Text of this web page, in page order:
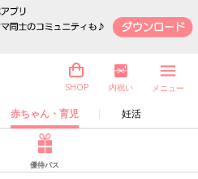
赤ちゃん・育児 妊活
SHOP 内祝い メニュー
優待パス